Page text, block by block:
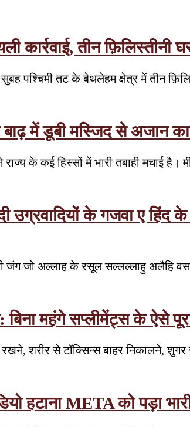
कार्रवाई, तीन फ़िलिस्तीनी
पश्चिमी तट के बेथलेहम क्षेत्र में तीन
में डूबी मस्जिद से अजान का
के कई हिस्सों में भारी तबाही मचाई
उग्रवादियों के गजवा ए
जंग जो अल्लाह के रसूल सल्लल्लाहु अलैहि
महंगे सप्लीमेंट्स के ऐसे
शरीर से टॉक्सिन्स बाहर निकालने,
हटाना META को पड़ा